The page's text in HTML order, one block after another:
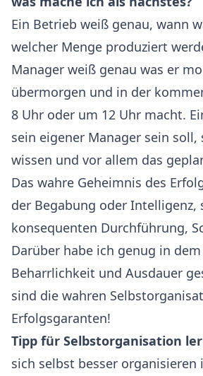
Ein Betrieb weiß genau, wann
welcher Menge produziert
Manager weiß genau was er
übermorgen und in der
8 Uhr oder um 12 Uhr macht.
sein eigener Manager sein soll,
wissen und vor allem das
Das wahre Geheimnis des
der Begabung oder Intelligenz,
konsequenten Durchführung,
Darüber habe ich genug in
Beharrlichkeit und Ausdauer
sind die wahren
Erfolgsgaranten!
Tipp für Selbstorganisation
sich selbst besser organisieren